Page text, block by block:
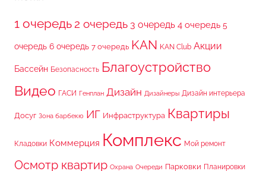
1 очередь2 очередь 3 очередь 4 очередь 5
очередь 6 очередь 7 очередь KAN KAN Club Акции
Бассейн Безопасность Благоустройство
Видео ГАСИ Генплан Дизайн Дизайнеры Дизайн интерьера
Досуг Зона барбекю ИГ Инфраструктура Квартиры
Кладовки Коммерция Комплекс Мой ремонт
Осмотр квартир Охрана Очереди Парковки Планировки